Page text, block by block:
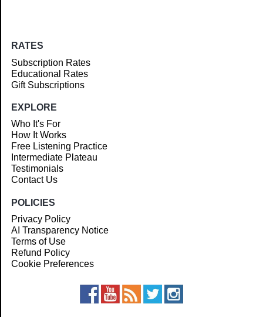
RATES
Subscription Rates
Educational Rates
Gift Subscriptions
EXPLORE
Who It's For
How It Works
Free Listening Practice
Intermediate Plateau
Testimonials
Contact Us
POLICIES
Privacy Policy
AI Transparency Notice
Terms of Use
Refund Policy
Cookie Preferences